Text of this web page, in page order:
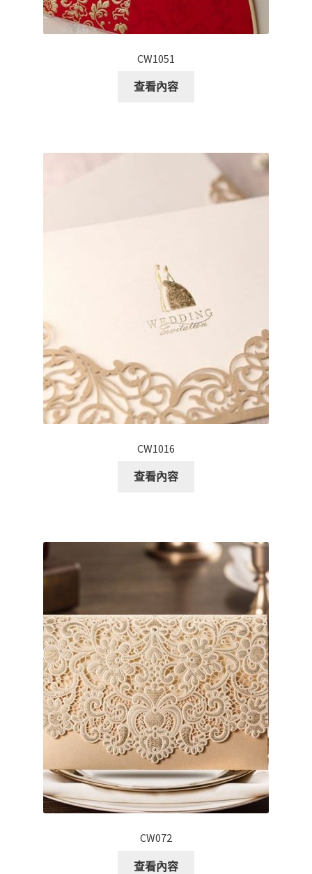
CW1051
查看內容
CW1016
查看內容
CW072
查看內容